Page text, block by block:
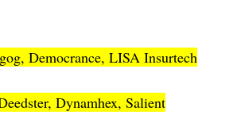
Democrance, LISA Insurtech
Dynamhex, Salient